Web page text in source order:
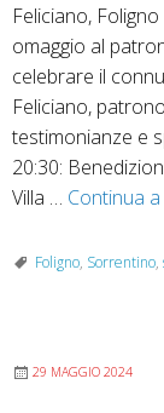
Feliciano,
omaggio al
celebrare il
Feliciano,
testimonianze e
20:30:
Villa … Continua
Foligno, Sorrentino,
29 MAGGIO 2024